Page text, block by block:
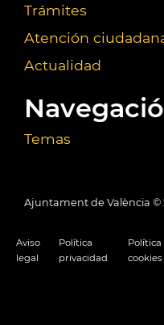
Trámites
Atención
Actualidad
Temas
Ajuntament de València ©
Aviso
legal
Política
privacidad
Política
cookies